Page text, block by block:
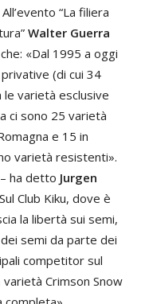
“La filiera
Walter Guerra
«Dal 1995 a oggi
(di cui 34
le varietà esclusive
ci sono 25 varietà
e 15 in
varietà resistenti».
ha detto Jurgen
Club Kiku, dove è
la libertà sui semi,
semi da parte dei
competitor sul
Crimson Snow